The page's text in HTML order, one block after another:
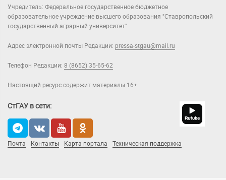
Учредитель: Федеральное государственное бюджетное
образовательное учреждение высшего образования "Ставропольский
государственный аграрный университет".
Адрес электронной почты Редакции: pressa-stgau@mail.ru
Телефон Редакции: 8 (8652) 35-65-62
Настоящий ресурс содержит материалы 16+
СтГАУ в сети:
Почта Контакты Карта портала Техническая поддержка